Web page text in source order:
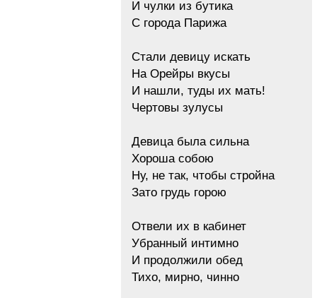
И чулки из бутика
С города Парижа
Стали девицу искать
На Орейры вкусы
И нашли, туды их мать!
Чертовы зулусы
Девица была сильна
Хороша собою
Ну, не так, чтобы стройна
Зато грудь горою
Отвели их в кабинет
Убранный интимно
И продолжили обед
Тихо, мирно, чинно